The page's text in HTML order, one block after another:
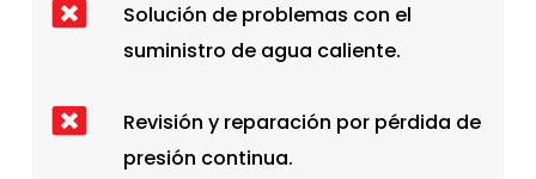
Solución de problemas con el
suministro de agua caliente.
Revisión y reparación por pérdida de
presión continua.